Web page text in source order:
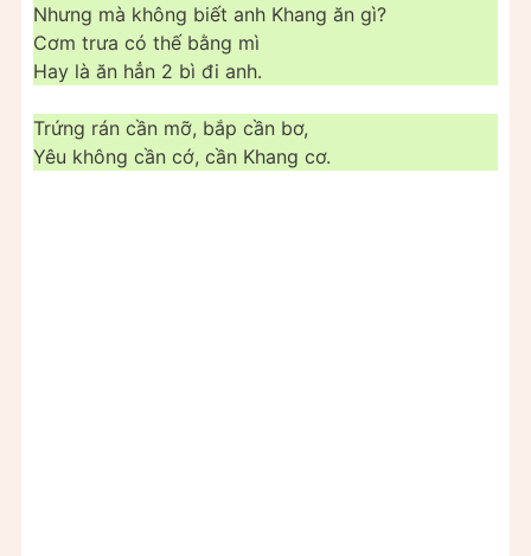
Nhưng mà không biết anh Khang ăn gì?
Cơm trưa có thế bằng mì
Hay là ăn hẳn 2 bì đi anh.
Trứng rán cần mỡ, bắp cần bơ,
Yêu không cần cớ, cần Khang cơ.